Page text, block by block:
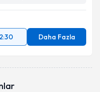
Daha Fazla